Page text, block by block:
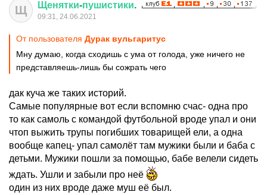
Щ Щенятки-пушистики.
09:31, 24.06.2021
От пользователя Дурак вульгаритус
Мну думаю, когда сходишь с ума от голода, уже ничего не
представляешь-лишь бы сожрать чего
дак куча же таких историй.
Самые популярные вот если вспомню счас- одна про
то как самоль с командой футбольной вроде упал и они
чтоп выжить трупы погибших товарищей ели, а одна
вообще капец- упал самолёт там мужики были и баба с
детьми. Мужики пошли за помощью, бабе велели сидеть
ждать. Ушли и забыли про неё
один из них вроде даже муш её был.